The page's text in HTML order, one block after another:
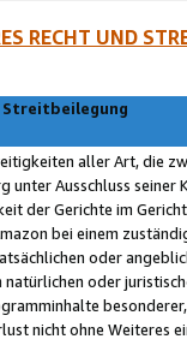
RECHT UND
Streitbeilegung
aller Art, die
unter Ausschluss
der Gerichte im
bei einem
oder
oder
nicht ohne Weiteres